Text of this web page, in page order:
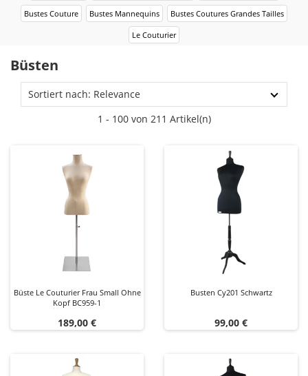
Bustes Couture Bustes Mannequins Bustes Coutures Grandes Tailles
Le Couturier
Büsten
Sortiert nach: Relevance
1 - 100 von 211 Artikel(n)
Büste Le Couturier Frau Small Ohne
Kopf BC959-1
Preis
189,00 €
Busten Cy201 Schwartz
Preis
99,00 €